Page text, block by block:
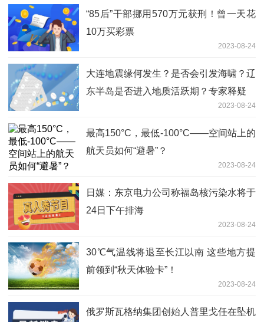
“85后”干部挪用570万元获刑！曾一天花
10万买彩票
2023-08-24
大连地震缘何发生？是否会引发海啸？辽
东半岛是否进入地质活跃期？专家释疑
2023-08-24
最高150°C，最低-100°C——空间站上的
航天员如何“避暑”？
2023-08-24
日媒：东京电力公司称福岛核污染水将于
24日下午排海
2023-08-24
30℃气温线将退至长江以南 这些地方提
前领到“秋天体验卡”！
2023-08-24
俄罗斯瓦格纳集团创始人普里戈任在坠机